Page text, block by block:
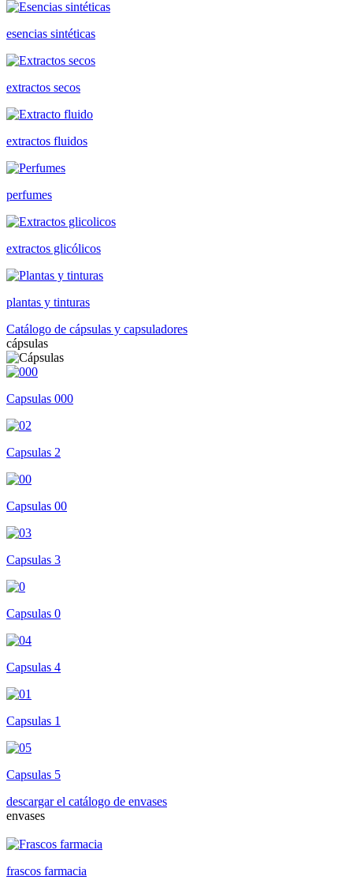
esencias sintéticas
extractos secos
extractos fluidos
perfumes
extractos glicólicos
plantas y tinturas
Catálogo de cápsulas y capsuladores
cápsulas
Capsulas 000
Capsulas 2
Capsulas 00
Capsulas 3
Capsulas 0
Capsulas 4
Capsulas 1
Capsulas 5
descargar el catálogo de envases
envases
frascos farmacia